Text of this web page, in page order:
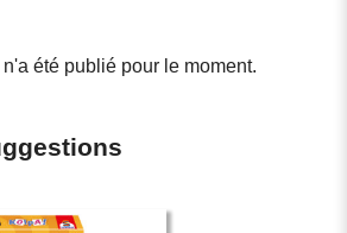
été publié pour le moment.